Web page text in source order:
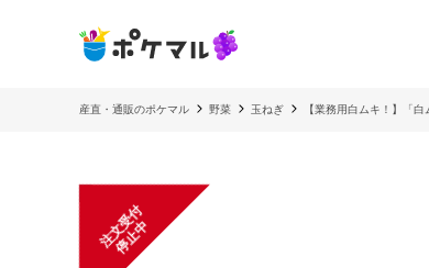
産直・通販のポケマル 野菜 玉ねぎ 【業務用白ムキ！】「白
注
文
受
付
停
止
中